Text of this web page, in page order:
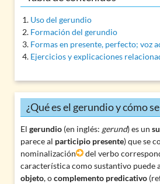
Uso del gerundio
Formación del gerundio
Formas en presente, perfecto; voz
Ejercicios y explicaciones
¿Qué es el gerundio y cómo
El gerundio(en inglés: gerund) es un
parece al participio presente) que se
nominalización
del verbo
característica como sustantivo puede
objeto, ocomplemento predicativo